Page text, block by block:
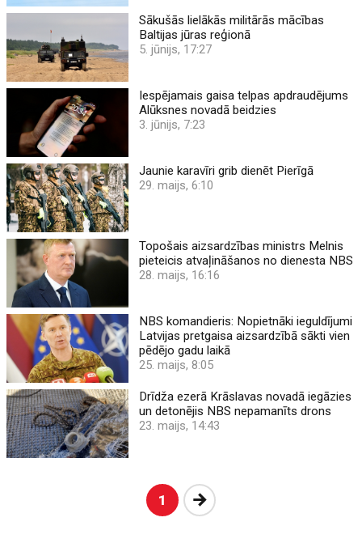
Sākušās lielākās militārās mācības
Baltijas jūras reģionā
5. jūnijs, 17:27
Iespējamais gaisa telpas apdraudējums
Alūksnes novadā beidzies
3. jūnijs, 7:23
Jaunie karavīri grib dienēt Pierīgā
29. maijs, 6:10
Topošais aizsardzības ministrs Melnis
pieteicis atvaļināšanos no dienesta NBS
28. maijs, 16:16
NBS komandieris: Nopietnāki ieguldījumi
Latvijas pretgaisa aizsardzībā sākti vien
pēdējo gadu laikā
25. maijs, 8:05
Drīdža ezerā Krāslavas novadā iegāzies
un detonējis NBS nepamanīts drons
23. maijs, 14:43
1 Nākošā